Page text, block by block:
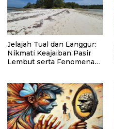
Jelajah Tual dan Langgur:
Nikmati Keajaiban Pasir
Lembut serta Fenomena